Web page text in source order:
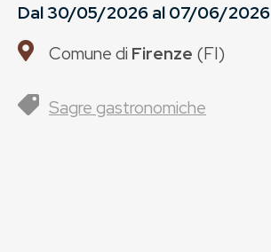
Dal30/05/2026al07/06/2026
Comune di Firenze (FI)
Sagre gastronomiche